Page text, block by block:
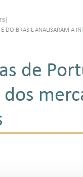
E DO BRASIL ANALISARAM A
de